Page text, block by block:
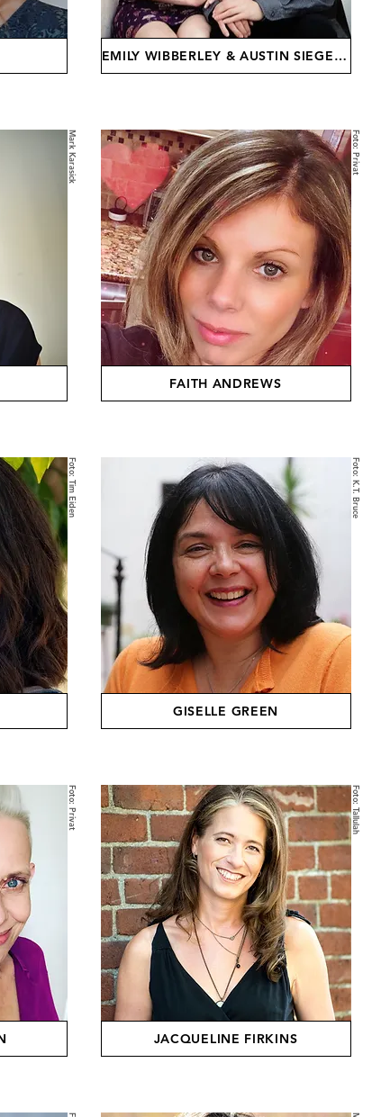
Mark Karasick
Foto: Tim Eiden
Foto: Privat
EMILY WIBBERLEY & AUSTIN SIEGEMUND-BROKA
Foto: Privat
FAITH ANDREWS
Foto: K.T. Bruce
GISELLE GREEN
Foto: Tallulah
JACQUELINE FIRKINS